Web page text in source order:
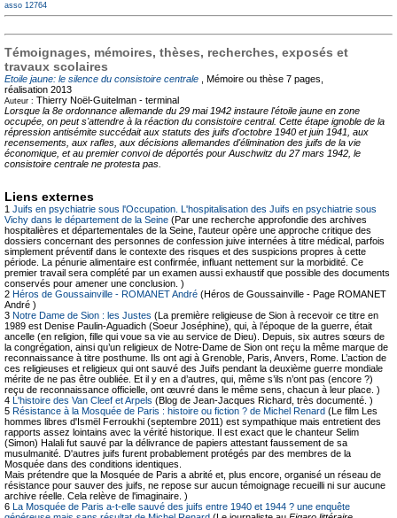
asso 12764
Témoignages, mémoires, thèses, recherches, exposés et
travaux scolaires
Etoile jaune: le silence du consistoire centrale , Mémoire ou thèse 7 pages,
réalisation 2013
Auteur : Thierry Noël-Guitelman - terminal
Lorsque la 8e ordonnance allemande du 29 mai 1942 instaure l'étoile jaune en zone
occupée, on peut s'attendre à la réaction du consistoire central. Cette étape ignoble de la
répression antisémite succédait aux statuts des juifs d'octobre 1940 et juin 1941, aux
recensements, aux rafles, aux décisions allemandes d'élimination des juifs de la vie
économique, et au premier convoi de déportés pour Auschwitz du 27 mars 1942, le
consistoire centrale ne protesta pas.
Liens externes
1 Juifs en psychiatrie sous l'Occupation. L'hospitalisation des Juifs en psychiatrie sous
Vichy dans le département de la Seine (Par une recherche approfondie des archives
hospitalières et départementales de la Seine, l'auteur opère une approche critique des
dossiers concernant des personnes de confession juive internées à titre médical, parfois
simplement préventif dans le contexte des risques et des suspicions propres à cette
période. La pénurie alimentaire est confirmée, influant nettement sur la morbidité. Ce
premier travail sera complété par un examen aussi exhaustif que possible des documents
conservés pour amener une conclusion. )
2 Héros de Goussainville - ROMANET André (Héros de Goussainville - Page ROMANET
André )
3 Notre Dame de Sion : les Justes (La première religieuse de Sion à recevoir ce titre en
1989 est Denise Paulin-Aguadich (Soeur Joséphine), qui, à l’époque de la guerre, était
ancelle (en religion, fille qui voue sa vie au service de Dieu). Depuis, six autres sœurs de
la congrégation, ainsi qu’un religieux de Notre-Dame de Sion ont reçu la même marque de
reconnaissance à titre posthume. Ils ont agi à Grenoble, Paris, Anvers, Rome. L’action de
ces religieuses et religieux qui ont sauvé des Juifs pendant la deuxième guerre mondiale
mérite de ne pas être oubliée. Et il y en a d’autres, qui, même s’ils n’ont pas (encore ?)
reçu de reconnaissance officielle, ont œuvré dans le même sens, chacun à leur place. )
4 L'histoire des Van Cleef et Arpels (Blog de Jean-Jacques Richard, très documenté. )
5 Résistance à la Mosquée de Paris : histoire ou fiction ? de Michel Renard (Le film Les
hommes libres d'Ismël Ferroukhi (septembre 2011) est sympathique mais entretient des
rapports assez lointains avec la vérité historique. Il est exact que le chanteur Selim
(Simon) Halali fut sauvé par la délivrance de papiers attestant faussement de sa
musulmanité. D'autres juifs furent probablement protégés par des membres de la
Mosquée dans des conditions identiques.
Mais prétendre que la Mosquée de Paris a abrité et, plus encore, organisé un réseau de
résistance pour sauver des juifs, ne repose sur aucun témoignage recueilli ni sur aucune
archive réelle. Cela relève de l'imaginaire. )
6 La Mosquée de Paris a-t-elle sauvé des juifs entre 1940 et 1944 ? une enquête